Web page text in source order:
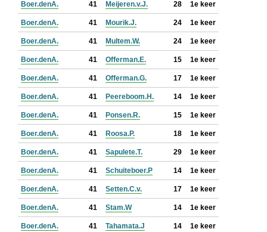
Boer.denA. 41 Meijeren.v.J. 28 1e keer
Boer.denA. 41 Mourik.J. 24 1e keer
Boer.denA. 41 Multem.W. 24 1e keer
Boer.denA. 41 Offerman.E. 15 1e keer
Boer.denA. 41 Offerman.G. 17 1e keer
Boer.denA. 41 Peereboom.H. 14 1e keer
Boer.denA. 41 Ponsen.R. 15 1e keer
Boer.denA. 41 Roosa.P. 18 1e keer
Boer.denA. 41 Sapulete.T. 29 1e keer
Boer.denA. 41 Schuiteboer.P 14 1e keer
Boer.denA. 41 Setten.C.v. 17 1e keer
Boer.denA. 41 Stam.W 14 1e keer
Boer.denA. 41 Tahamata.J 14 1e keer